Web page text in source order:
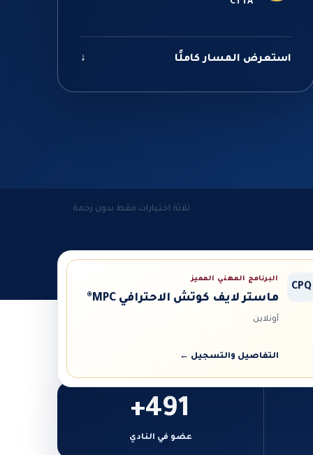
CTTA™
استعرض المسار كاملًا ↓
ثلاثة اختيارات فقط بدون زحمة
CPQ
البرنامج المهني المميز
ماستر لايف كوتش الاحترافي MPC®
أونلاين
التفاصيل والتسجيل ←
491+
عضو في النادي